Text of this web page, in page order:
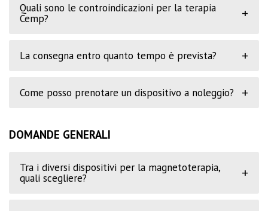
Quali sono le controindicazioni per la terapia
Cemp?
+
La consegna entro quanto tempo è prevista? +
Come posso prenotare un dispositivo a noleggio? +
DOMANDE GENERALI
Tra i diversi dispositivi per la magnetoterapia,
quali scegliere?
+